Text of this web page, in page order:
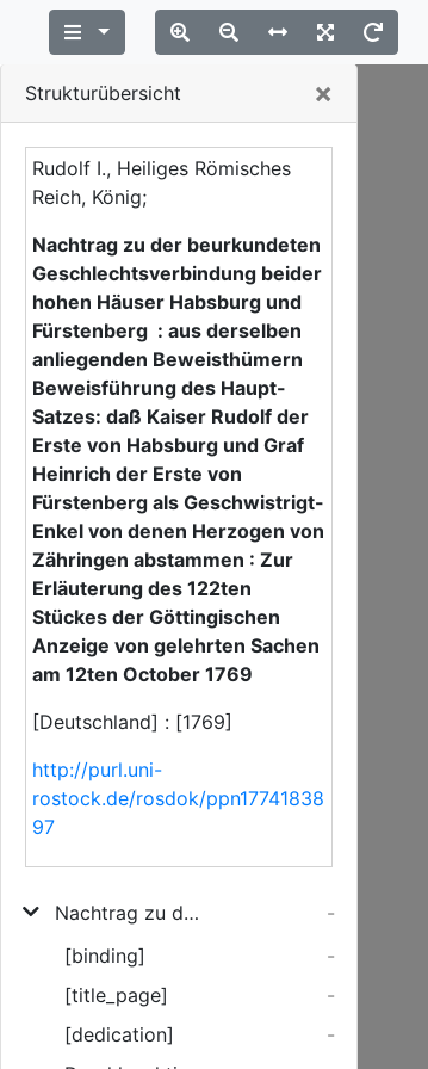
Strukturübersicht ×
Rudolf I., Heiliges Römisches
Reich, König;
Nachtrag zu der beurkundeten
Geschlechtsverbindung beider
hohen Häuser Habsburg und
Fürstenberg : aus derselben
anliegenden Beweisthümern
Beweisführung des Haupt-
Satzes: daß Kaiser Rudolf der
Erste von Habsburg und Graf
Heinrich der Erste von
Fürstenberg als Geschwistrigt-
Enkel von denen Herzogen von
Zähringen abstammen : Zur
Erläuterung des 122ten
Stückes der Göttingischen
Anzeige von gelehrten Sachen
am 12ten October 1769
[Deutschland] : [1769]
http://purl.uni-
rostock.de/rosdok/ppn17741838
97
Nachtrag zu der beurkundeten Geschlechtsverbindung beider hohen Häuser Habsburg und Fürstenberg
-
[binding]
-
[title_page]
-
[dedication]
-